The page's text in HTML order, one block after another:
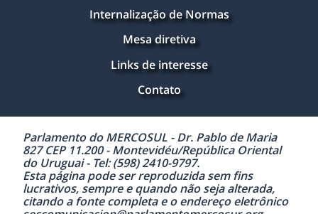
Internalização de Normas
Mesa diretiva
Links de interesse
Contato
Parlamento do MERCOSUL - Dr. Pablo de Maria
827 CEP 11.200 - Montevidéu/República Oriental
do Uruguai - Tel: (598) 2410-9797.
Esta página pode ser reproduzida sem fins
lucrativos, sempre e quando não seja alterada,
citando a fonte completa e o endereço eletrônico